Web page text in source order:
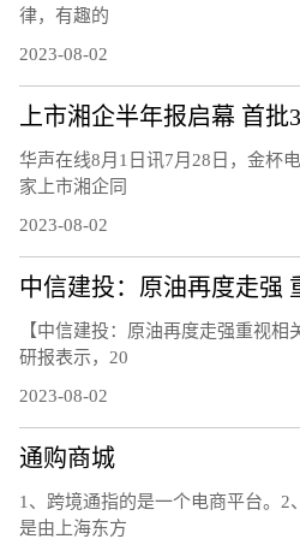
律，有趣的
2023-08-02
上市湘企半年报启幕 首
华声在线8月1日讯7月28日，金杯
家上市湘企同
2023-08-02
【中信建投：原油再度走强重视
研报表示，20
2023-08-02
通购商城
1、跨境通指的是一个电商平台。2
是由上海东方